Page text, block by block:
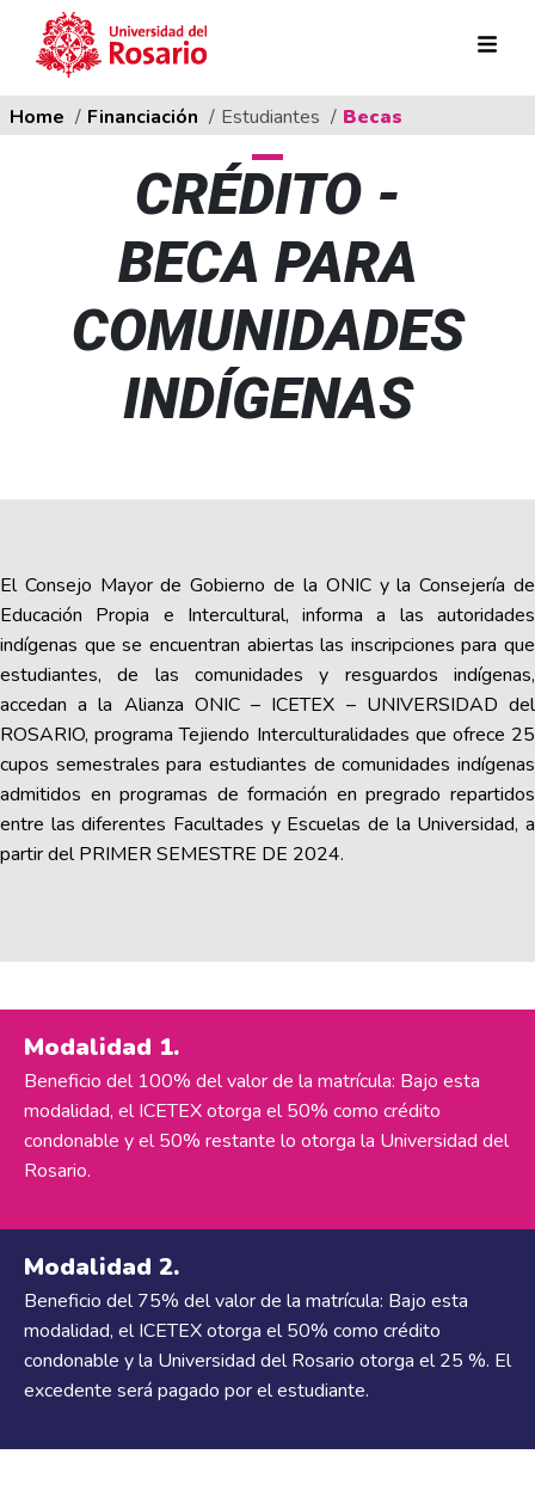
Pasar al contenido principal
Ruta de navegación
Home Financiación Estudiantes Becas
CRÉDITO -
BECA PARA
COMUNIDADES
INDÍGENAS
El Consejo Mayor de Gobierno de la ONIC y la Consejería de
Educación Propia e Intercultural, informa a las autoridades
indígenas que se encuentran abiertas las inscripciones para que
estudiantes, de las comunidades y resguardos indígenas,
accedan a la Alianza ONIC – ICETEX – UNIVERSIDAD del
ROSARIO, programa Tejiendo Interculturalidades que ofrece 25
cupos semestrales para estudiantes de comunidades indígenas
admitidos en programas de formación en pregrado repartidos
entre las diferentes Facultades y Escuelas de la Universidad, a
partir del PRIMER SEMESTRE DE 2024.
Modalidad 1.
Beneficio del 100% del valor de la matrícula: Bajo esta
modalidad, el ICETEX otorga el 50% como crédito
condonable y el 50% restante lo otorga la Universidad del
Rosario.
Modalidad 2.
Beneficio del 75% del valor de la matrícula: Bajo esta
modalidad, el ICETEX otorga el 50% como crédito
condonable y la Universidad del Rosario otorga el 25 %. El
excedente será pagado por el estudiante.